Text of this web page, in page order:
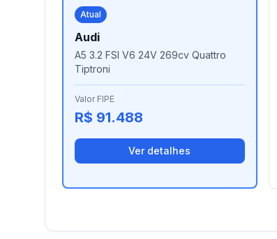
Atual
Audi
A5 3.2 FSI V6 24V 269cv Quattro
Tiptroni
Valor FIPE
R$ 91.488
Ver detalhes